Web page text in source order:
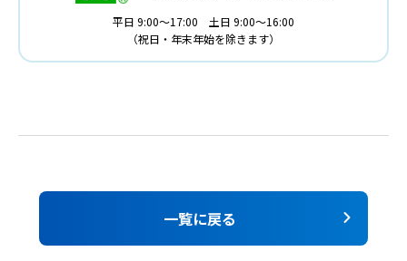
平日 9:00～17:00 土日 9:00～16:00
（祝日・年末年始を除きます）
一覧に戻る